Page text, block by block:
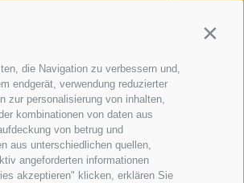
die Navigation zu verbessern und,
endgerät, verwendung reduzierter
zur personalisierung von inhalten,
kombinationen von daten aus
von betrug und
aus unterschiedlichen quellen,
angeforderten informationen
akzeptieren" klicken, erklären Sie